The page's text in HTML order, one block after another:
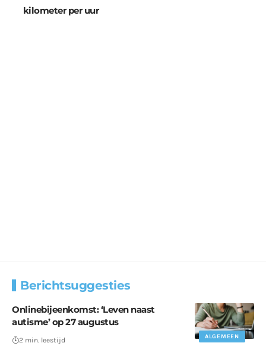
kilometer per uur
Berichtsuggesties
ALGEMEEN
Onlinebijeenkomst: ‘Leven naast
autisme’ op 27 augustus
2 min. leestijd